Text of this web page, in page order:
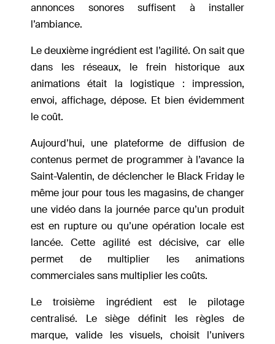
annonces sonores suffisent à installer
l’ambiance.
Le deuxième ingrédient est l’agilité. On sait que
dans les réseaux, le frein historique aux
animations était la logistique : impression,
envoi, affichage, dépose. Et bien évidemment
le coût.
Aujourd’hui, une plateforme de diffusion de
contenus permet de programmer à l’avance la
Saint-Valentin, de déclencher le Black Friday le
même jour pour tous les magasins, de changer
une vidéo dans la journée parce qu’un produit
est en rupture ou qu’une opération locale est
lancée. Cette agilité est décisive, car elle
permet de multiplier les animations
commerciales sans multiplier les coûts.
Le troisième ingrédient est le pilotage
centralisé. Le siège définit les règles de
marque, valide les visuels, choisit l’univers